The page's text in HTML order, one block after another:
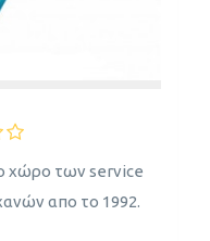
χώρο των service
απο το 1992.